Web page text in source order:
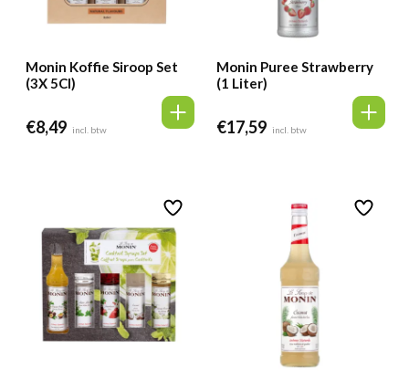
Monin Koffie Siroop Set
(3X 5Cl)
€8,49 incl. btw
Monin Puree Strawberry
(1 Liter)
€17,59 incl. btw